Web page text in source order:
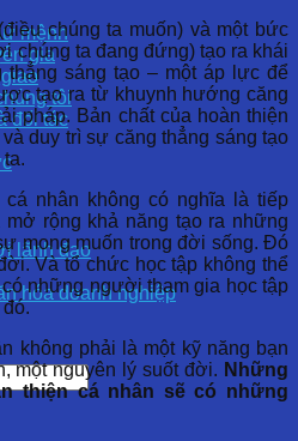
mệnh
gia
tôi
đối tác
lãnh đạo
hóa doanh nghiệp
chúng ta muốn) và một bức
chúng ta đang đứng) tạo ra khái
sáng tạo – một áp lực để
tạo ra từ khuynh hướng căng
pháp. Bản chất của hoàn thiện
duy trì sự căng thẳng sáng tạo
cá nhân không có nghĩa là tiếp
mở rộng khả năng tạo ra những
mong muốn trong đời sống. Đó
Và tổ chức học tập không thể
những người tham gia học tập
không phải là một kỹ năng bạn
một nguyên lý suốt đời. Những
thiện cá nhân sẽ có những